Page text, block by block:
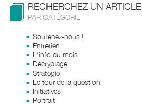
RECHERCHEZ UN ARTICLE
PAR CATÉGORIE
Soutenez-nous !
Entretien
L'info du mois
Décryptage
Stratégie
Le tour de la question
Initiatives
Portrait